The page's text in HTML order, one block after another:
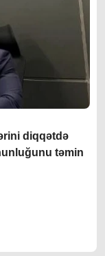
diqqətdə
təmin